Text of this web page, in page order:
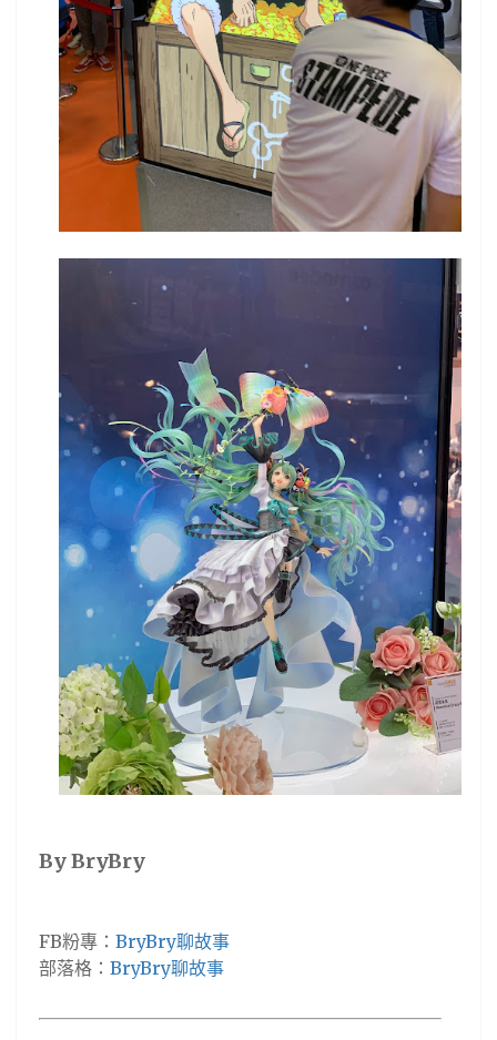
By BryBry
FB粉專： BryBry聊故事
部落格： BryBry聊故事